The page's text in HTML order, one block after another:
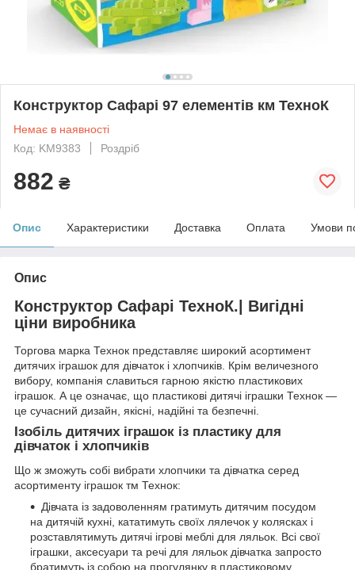
Конструктор Сафарі 97 елементів км ТехноК
Немає в наявності
Код: KM9383
Роздріб
882 ₴
Опис Характеристики Доставка Оплата Умови
Опис
Конструктор Сафарі ТехноК.| Вигідні
ціни виробника
Торгова марка Технок представляє широкий асортимент
дитячих іграшок для дівчаток і хлопчиків. Крім величезного
вибору, компанія славиться гарною якістю пластикових
іграшок. А це означає, що пластикові дитячі іграшки Технок —
це сучасний дизайн, якісні, надійні та безпечні.
Ізобіль дитячих іграшок із пластику для
дівчаток і хлопчиків
Що ж зможуть собі вибрати хлопчики та дівчатка серед
асортименту іграшок тм Технок:
Дівчата із задоволенням гратимуть дитячим посудом
на дитячій кухні, кататимуть своїх лялечок у колясках і
розставлятимуть дитячі ігрові меблі для ляльок. Всі свої
іграшки, аксесуари та речі для ляльок дівчатка запросто
братимуть із собою на прогулянку в пластиковому